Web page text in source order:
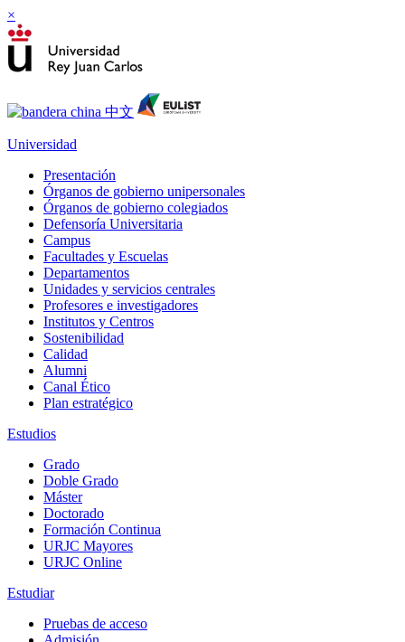
×
Universidad
Presentación
Órganos de gobierno unipersonales
Órganos de gobierno colegiados
Defensoría Universitaria
Campus
Facultades y Escuelas
Departamentos
Unidades y servicios centrales
Profesores e investigadores
Institutos y Centros
Sostenibilidad
Calidad
Alumni
Canal Ético
Plan estratégico
Estudios
Grado
Doble Grado
Máster
Doctorado
Formación Continua
URJC Mayores
URJC Online
Estudiar
Pruebas de acceso